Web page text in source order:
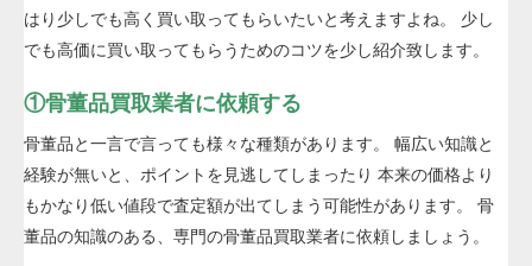
はり少しでも高く買い取ってもらいたいと考えますよね。 少し
でも高価に買い取ってもらうためのコツを少し紹介致します。
①骨董品買取業者に依頼する
骨董品と一言で言っても様々な種類があります。 幅広い知識と
経験が無いと、ポイントを見逃してしまったり 本来の価格より
もかなり低い値段で査定額が出てしまう可能性があります。 骨
董品の知識のある、専門の骨董品買取業者に依頼しましょう。